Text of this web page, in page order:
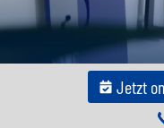
Jetzt